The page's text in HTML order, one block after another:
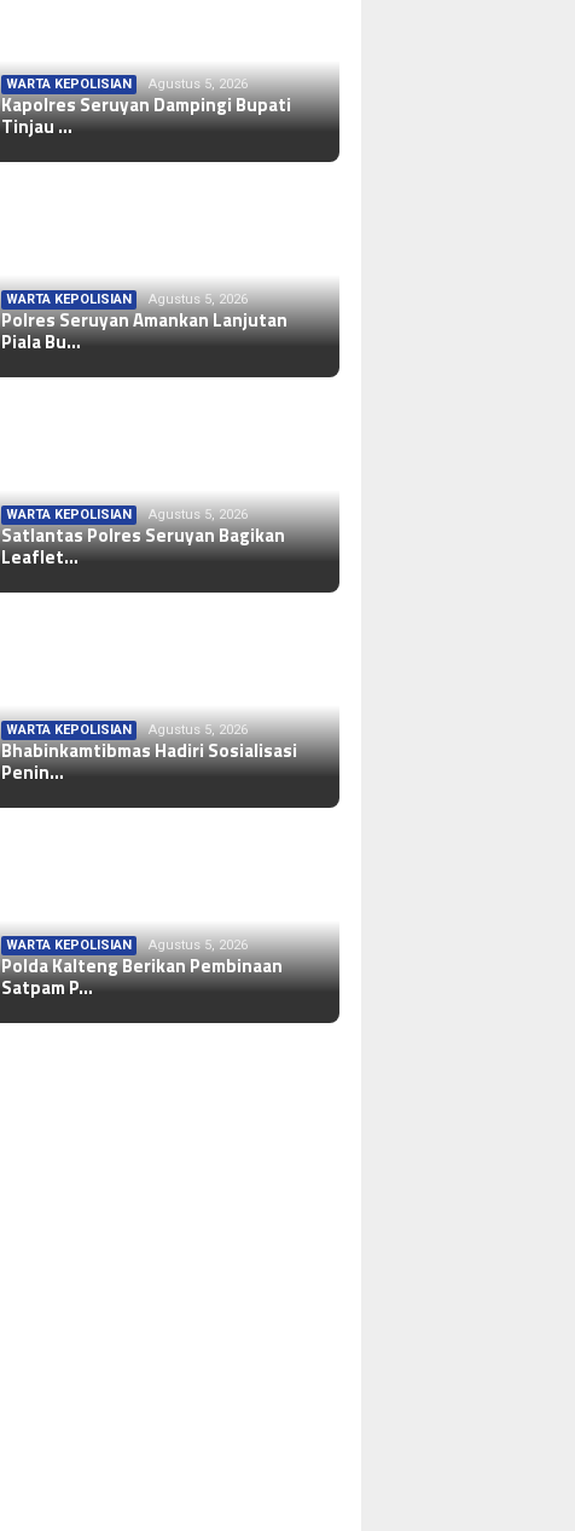
WARTA KEPOLISIAN Agustus 5, 2026
Kapolres Seruyan Dampingi Bupati
Tinjau …
WARTA KEPOLISIAN Agustus 5, 2026
Polres Seruyan Amankan Lanjutan
Piala Bu…
WARTA KEPOLISIAN Agustus 5, 2026
Satlantas Polres Seruyan Bagikan
Leaflet…
WARTA KEPOLISIAN Agustus 5, 2026
Bhabinkamtibmas Hadiri Sosialisasi
Penin…
WARTA KEPOLISIAN Agustus 5, 2026
Polda Kalteng Berikan Pembinaan
Satpam P…